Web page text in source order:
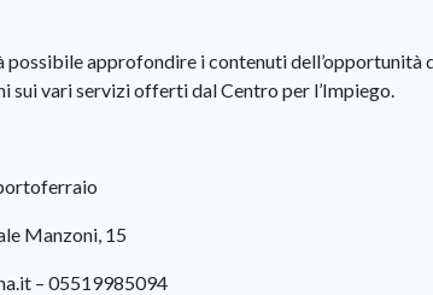
possibile approfondire i contenuti dell’opportunità
vari servizi offerti dal Centro per l’Impiego.
Manzoni, 15
– 05519985094